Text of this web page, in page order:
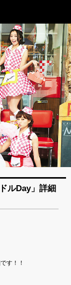
ルDay」詳細
す！！